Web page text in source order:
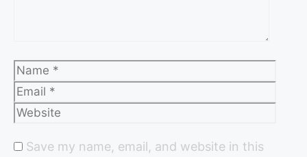
Save my name, email, and website in this